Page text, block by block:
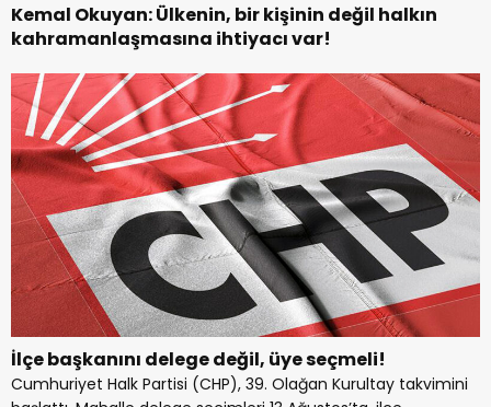
İlçe başkanını delege değil, üye seçmeli!
Cumhuriyet Halk Partisi (CHP), 39. Olağan Kurultay takvimini
Kemal Okuyan: Ülkenin, bir kişinin değil halkın
kahramanlaşmasına ihtiyacı var!